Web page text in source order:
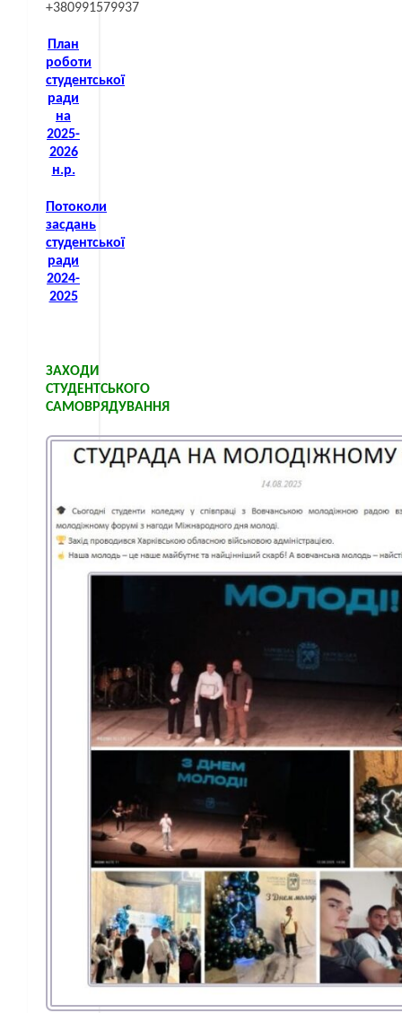
+380991579937
План
роботи
студентської
ради
на
2025-
2026
н.р.
Потоколи
засдань
студентської
ради
2024-
2025
ЗАХОДИ
СТУДЕНТСЬКОГО
САМОВРЯДУВАННЯ